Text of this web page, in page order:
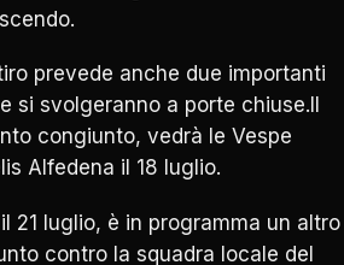
prevede anche due importanti
si svolgeranno a porte chiuse.Il
congiunto, vedrà le Vespe
Alfedena il 18 luglio.
21 luglio, è in programma un altro
contro la squadra locale del